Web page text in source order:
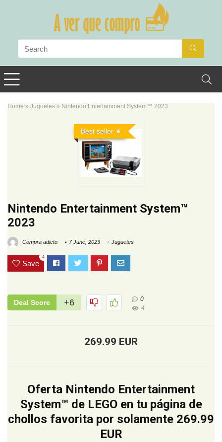
Home » Juguetes » Nintendo Entertainment System™ 2023
Best seller
Nintendo Entertainment System™
2023
Compra adicto 7 June, 2023 Juguetes
Save
4
Deal Score +6
0
4
269.99 EUR
Oferta Nintendo Entertainment
System™ de LEGO en tu página de
chollos favorita por solamente 269.99
EUR